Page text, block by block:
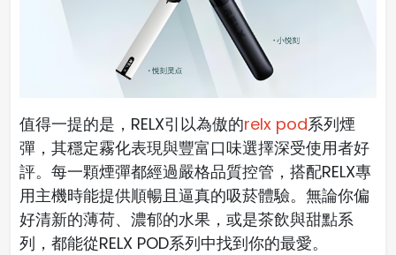
值得一提的是，RELX引以為傲的relx pod系列煙
彈，其穩定霧化表現與豐富口味選擇深受使用者好
評。每一顆煙彈都經過嚴格品質控管，搭配RELX專
用主機時能提供順暢且逼真的吸菸體驗。無論你偏
好清新的薄荷、濃郁的水果，或是茶飲與甜點系
列，都能從RELX POD系列中找到你的最愛。